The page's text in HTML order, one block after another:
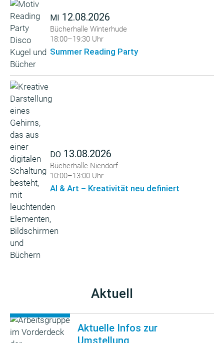
MI 12.08.2026
Bücherhalle Winterhude
18:00–19:30 Uhr
Summer Reading Party
DO 13.08.2026
Bücherhalle Niendorf
10:00–13:00 Uhr
AI & Art – Kreativität neu definiert
Aktuell
Aktuelle Infos zur